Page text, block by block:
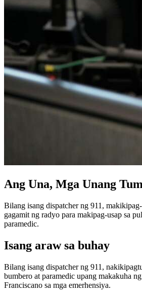
Ang Una, Mga Unang
Bilang isang dispatcher ng 911,
gagamit ng radyo para makipag-usap sa
paramedic.
Isang araw sa buhay
Bilang isang dispatcher ng 911,
bumbero at paramedic upang makakuha
Franciscano sa mga emerhensiya.